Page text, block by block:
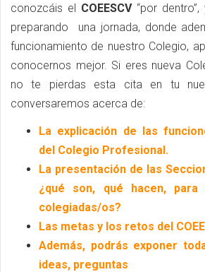
conozcáis el COEESCV“por
preparando una jornada, donde
funcionamiento de nuestro Colegio,
conocernos mejor. Si eres nueva
no te pierdas esta cita en tu
conversaremos acerca de:
La explicación de las
del Colegio Profesional.
La presentación de las
¿qué son, qué hacen,
colegiadas/os?
Las metas y los retos del
Además, podrás exponer
ideas, preguntas